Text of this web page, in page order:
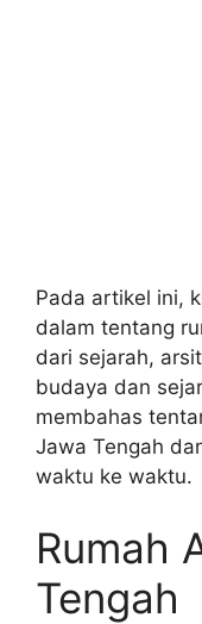
Pada artikel ini,
dalam tentang
dari sejarah,
budaya dan
membahas
Jawa Tengah
waktu ke waktu.
Rumah
Tengah